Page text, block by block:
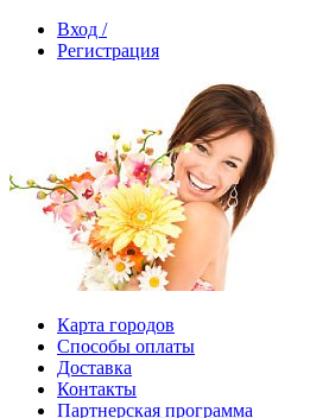
Вход /
Регистрация
Карта городов
Способы оплаты
Доставка
Контакты
Партнерская программа